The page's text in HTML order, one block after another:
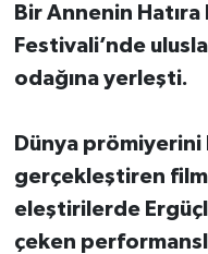
Bir Annenin
Festivali’nde
odağına yerleşti.
Dünya prömiyerini
gerçekleştiren
eleştirilerde
çeken